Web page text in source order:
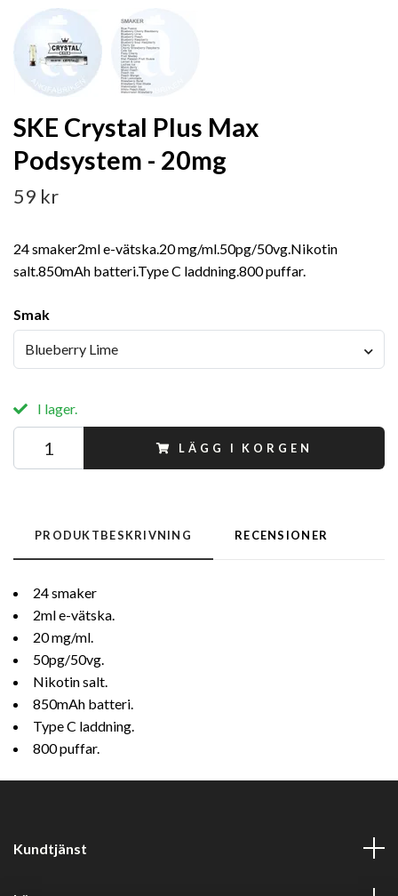
SKE Crystal Plus Max
Podsystem - 20mg
59 kr
24 smaker2ml e-vätska.20 mg/ml.50pg/50vg.Nikotin
salt.850mAh batteri.Type C laddning.800 puffar.
Smak
Blueberry Lime
I lager.
LÄGG I KORGEN
PRODUKTBESKRIVNING RECENSIONER
24 smaker
2ml e-vätska.
20 mg/ml.
50pg/50vg.
Nikotin salt.
850mAh batteri.
Type C laddning.
800 puffar.
Kundtjänst